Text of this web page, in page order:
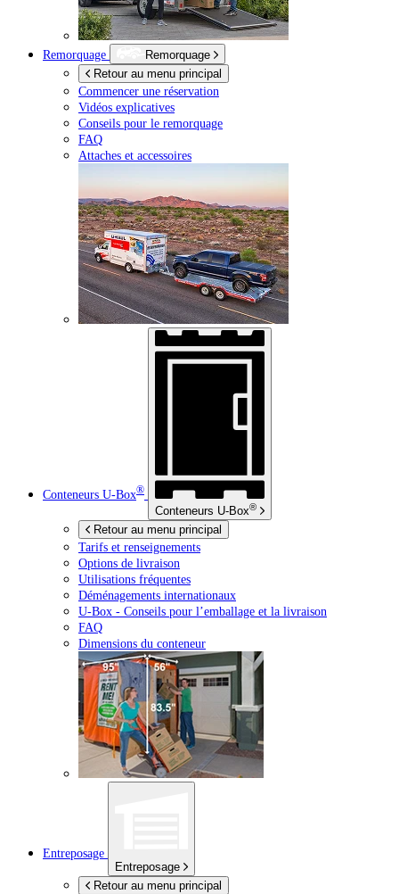
Remorquage
Remorquage
Retour au menu principal
Commencer une réservation
Vidéos explicatives
Conseils pour le remorquage
FAQ
Attaches et accessoires
Conteneurs U-Box®
Conteneurs U-Box®
Retour au menu principal
Tarifs et renseignements
Options de livraison
Utilisations fréquentes
Déménagements internationaux
U-Box - Conseils pour l’emballage et la livraison
FAQ
Dimensions du conteneur
Entreposage
Entreposage
Retour au menu principal